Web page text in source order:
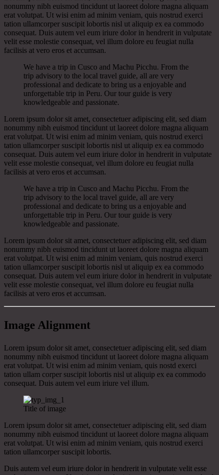
nonummy nibh euismod tincidunt ut laoreet dolore magna aliquam
erat volutpat. Ut wisi enim ad minim veniam, quis nostrud exerci
tation ullamcorper suscipit lobortis nisl ut aliquip ex ea commodo
consequat. Duis autem vel eum iriure dolor in hendrerit in vulputate
velit esse molestie consequat, vel illum dolore eu feugiat nulla
facilisis at vero eros et accumsan.
We have a trip in Cusco and Machu Picchu. From the
trip advisory to the local travel guide, all are very
professional and dedicate to bring us a enjoyable and
unforgettable trip in Peru. Our tour guide is very
knowledgeable and passionate.
Lorem ipsum dolor sit amet, consectetuer adipiscing elit, sed diam
nonummy nibh euismod tincidunt ut laoreet dolore magna aliquam
erat volutpat. Ut wisi enim ad minim veniam, quis nostrud exerci
tation ullamcorper suscipit lobortis nisl ut aliquip ex ea commodo
consequat. Duis autem vel eum iriure dolor in hendrerit in vulputate
velit esse molestie consequat, vel illum dolore eu feugiat nulla
facilisis at vero eros et accumsan.
We have a trip in Cusco and Machu Picchu. From the
trip advisory to the local travel guide, all are very
professional and dedicate to bring us a enjoyable and
unforgettable trip in Peru. Our tour guide is very
knowledgeable and passionate.
Lorem ipsum dolor sit amet, consectetuer adipiscing elit, sed diam
nonummy nibh euismod tincidunt ut laoreet dolore magna aliquam
erat volutpat. Ut wisi enim ad minim veniam, quis nostrud exerci
tation ullamcorper suscipit lobortis nisl ut aliquip ex ea commodo
consequat. Duis autem vel eum iriure dolor in hendrerit in vulputate
velit esse molestie consequat, vel illum dolore eu feugiat nulla
facilisis at vero eros et accumsan.
Image Alignment
Lorem ipsum dolor sit amet, consectetuer adipiscing elit, sed diam
nonummy nibh euismod tincidunt ut laoreet dolore magna aliquam
erat volutpat. Ut wisi enim ad minim veniam, quis nostd exerci
tation ullam corper suscipit lobortis nisl ut aliquip ex ea commodo
consequat. Duis autem vel eum iriure vel illum.
Title of image
Lorem ipsum dolor sit amet, consectetuer adipiscing elit, sed diam
nonummy nibh euismod tincidunt ut laoreet dolore magna aliquam
erat volutpat. Ut wisi enim ad minim veniam, quis nostrud exerci
tation ullamcorper suscipit lobortis.
Duis autem vel eum iriure dolor in hendrerit in vulputate velit esse